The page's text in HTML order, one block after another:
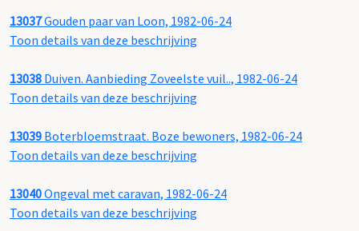
13037Gouden paar van Loon, 1982-06-24
Toon details van deze beschrijving
13038 Duiven. Aanbieding Zoveelste vuil.., 1982-06-24
Toon details van deze beschrijving
13039 Boterbloemstraat. Boze bewoners, 1982-06-24
Toon details van deze beschrijving
13040Ongeval met caravan, 1982-06-24
Toon details van deze beschrijving